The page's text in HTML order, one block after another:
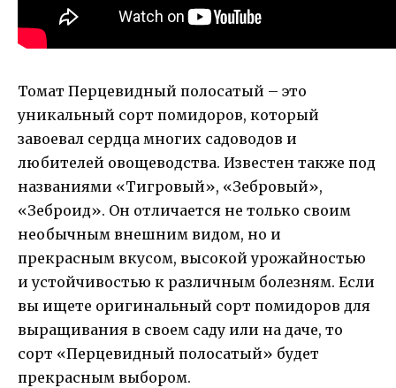
Томат Перцевидный полосатый – это
уникальный сорт помидоров, который
завоевал сердца многих садоводов и
любителей овощеводства. Известен также под
названиями «Тигровый», «Зебровый»,
«Зеброид». Он отличается не только своим
необычным внешним видом, но и
прекрасным вкусом, высокой урожайностью
и устойчивостью к различным болезням. Если
вы ищете оригинальный сорт помидоров для
выращивания в своем саду или на даче, то
сорт «Перцевидный полосатый» будет
прекрасным выбором.